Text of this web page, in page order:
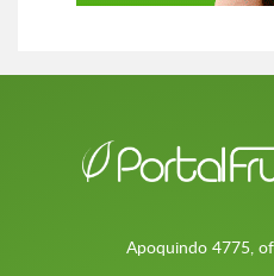
Apoquindo 4775,